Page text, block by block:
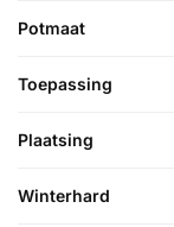
Potmaat
Toepassing
Plaatsing
Winterhard